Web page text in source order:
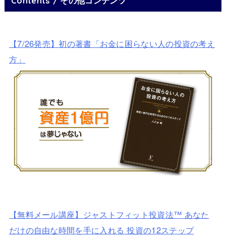
【7/26発売】初の著書「お金に困らない人の投資の考え
方」
【無料メール講座】ジャストフィット投資法™ あなた
だけの自由な時間を手に入れる 投資の12ステップ